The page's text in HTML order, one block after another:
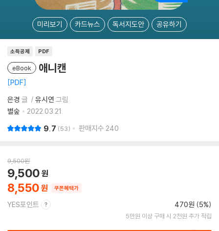
미리보기 카드뉴스 독서지도안 공유하기
소득공제 PDF
eBook 애니캔
PDF
은경 글 유시연 그림
별숲
2022.03.21.
9.7 53 판매지수 240
9,500원
8,550
9,500
쿠폰혜택가
YES포인트 470원 (5%)
5만원 이상 구매 시 2천원 추가 적립